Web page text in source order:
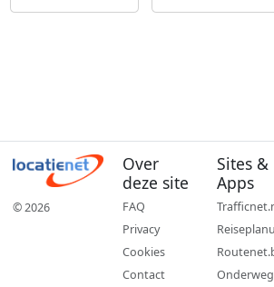
© 2026
Over
deze site
FAQ
Privacy
Cookies
Contact
Sites &
Apps
Onderweg